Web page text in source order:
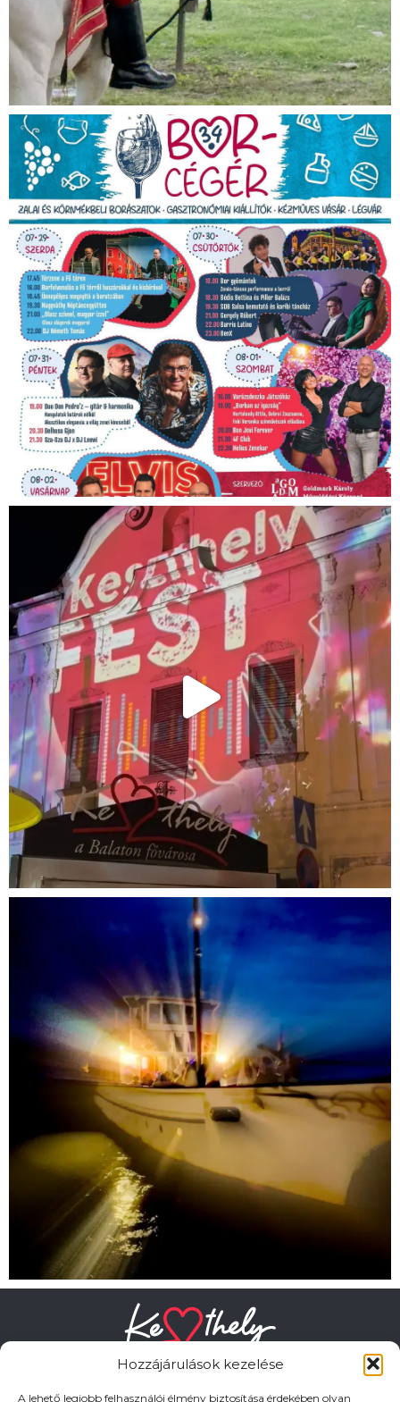
Hozzájárulások kezelése
A lehető legjobb felhasználói élmény biztosítása érdekében olyan